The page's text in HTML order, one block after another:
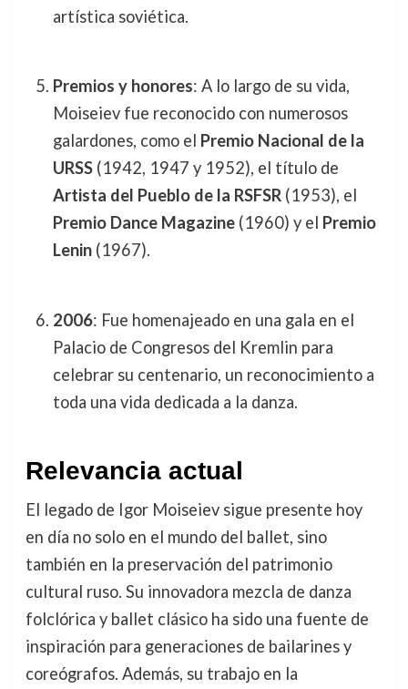
artística soviética.
Premios y honores: A lo largo de su vida,
Moiseiev fue reconocido con numerosos
galardones, como el Premio Nacional de la
URSS(1942, 1947 y 1952), el título de
Artista del Pueblo de la RSFSR(1953), el
Premio Dance Magazine(1960) y el Premio
Lenin(1967).
2006: Fue homenajeado en una gala en el
Palacio de Congresos del Kremlin para
celebrar su centenario, un reconocimiento a
toda una vida dedicada a la danza.
Relevancia actual
El legado de Igor Moiseiev sigue presente hoy
en día no solo en el mundo del ballet, sino
también en la preservación del patrimonio
cultural ruso. Su innovadora mezcla de danza
folclórica y ballet clásico ha sido una fuente de
inspiración para generaciones de bailarines y
coreógrafos. Además, su trabajo en la